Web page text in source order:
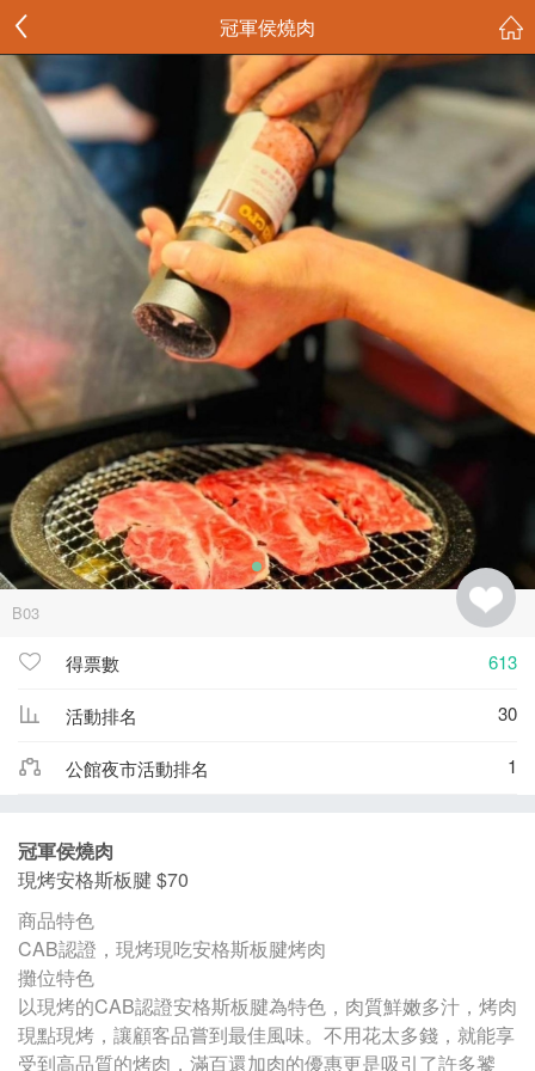
冠軍侯燒肉
B03
得票數 613
活動排名 30
公館夜市活動排名 1
冠軍侯燒肉
現烤安格斯板腱 $70
商品特色
CAB認證，現烤現吃安格斯板腱烤肉
攤位特色
以現烤的CAB認證安格斯板腱為特色，肉質鮮嫩多汁，烤肉
現點現烤，讓顧客品嘗到最佳風味。不用花太多錢，就能享
受到高品質的烤肉，滿百還加肉的優惠更是吸引了許多饕